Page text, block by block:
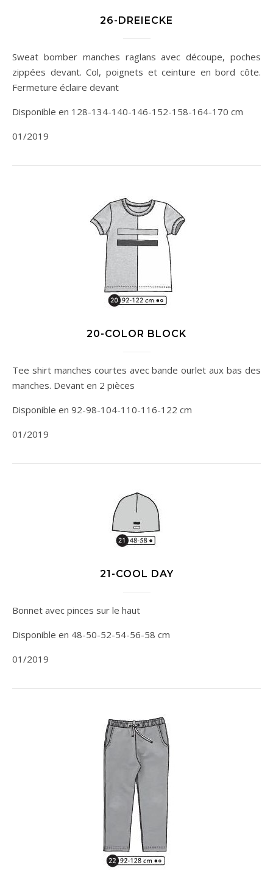
26-DREIECKE
Sweat bomber manches raglans avec découpe, poches
zippées devant. Col, poignets et ceinture en bord côte.
Fermeture éclaire devant
Disponible en 128-134-140-146-152-158-164-170 cm
01/2019
20-COLOR BLOCK
Tee shirt manches courtes avec bande ourlet aux bas des
manches. Devant en 2 pièces
Disponible en 92-98-104-110-116-122 cm
01/2019
21-COOL DAY
Bonnet avec pinces sur le haut
Disponible en 48-50-52-54-56-58 cm
01/2019